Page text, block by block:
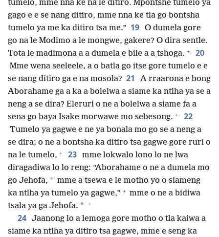
tumelo, mme nna ke na le ditiro. Mpontshe tumelo ya
gago e e se nang ditiro, mme nna ke tla go bontsha
tumelo ya me ka ditiro tsa me.” 19 O dumela gore
go na le Modimo a le mongwe, gakere? O dira sentle.
Tota le madimona a a dumela e bile a a tshoga. + 20
Mme wena seeleele, a o batla go itse gore tumelo e e
se nang ditiro ga e na mosola? 21
A rraarona e bong
Aborahame ga a ka a bolelwa a siame ka ntlha ya se a
neng a se dira? Eleruri o ne a bolelwa a siame fa a
sena go baya Isake morwawe mo sebesong. + 22
Tumelo ya gagwe e ne ya bonala mo go se a neng a
se dira; o ne a bontsha ka ditiro tsa gagwe gore ruri o
na le tumelo, + 23 mme lokwalo lono lo ne lwa
diragadiwa lo lo reng: “Aborahame o ne a dumela mo
go Jehofa, * mme a tsewa e le motho yo o siameng
ka ntlha ya tumelo ya gagwe,” + mme o ne a bidiwa
tsala ya ga Jehofa. * +
24 Jaanong lo a lemoga gore motho o tla kaiwa a
siame ka ntlha ya ditiro tsa gagwe, mme e seng ka